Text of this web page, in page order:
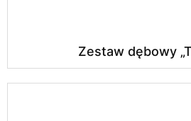
Zestaw dębowy